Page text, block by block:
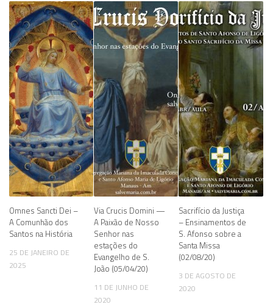
Omnes Sancti Dei –
A Comunhão dos
Santos na História
25 DE JANEIRO DE
2025
Via Crucis Domini —
A Paixão de Nosso
Senhor nas
estações do
Evangelho de S.
João (05/04/20)
11 DE JUNHO DE
2020
Sacrifício da Justiça
– Ensinamentos de
S. Afonso sobre a
Santa Missa
(02/08/20)
3 DE AGOSTO DE
2020